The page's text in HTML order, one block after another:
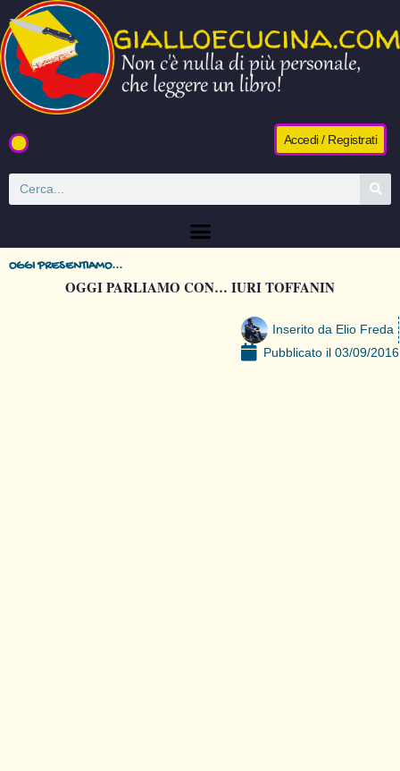
Accedi / Registrati
OGGI PRESENTIAMO...
OGGI PARLIAMO CON… IURI TOFFANIN
Inserito da Elio Freda
Pubblicato il 03/09/2016